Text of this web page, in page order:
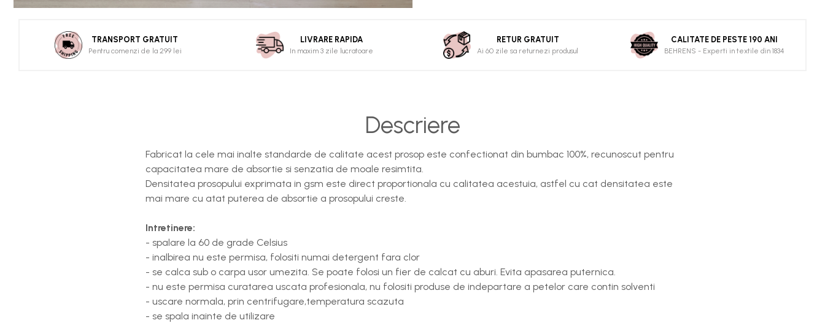
TRANSPORT GRATUIT
Pentru comenzi de la 299 lei
LIVRARE RAPIDA
In maxim 3 zile lucratoare
RETUR GRATUIT
Ai 60 zile sa returnezi produsul
CALITATE DE PESTE 190 ANI
BEHRENS - Experti in textile din 1834
Descriere
Fabricat la cele mai inalte standarde de calitate acest prosop este confectionat din bumbac 100%, recunoscut pentru
capacitatea mare de absortie si senzatia de moale resimtita.
Densitatea prosopului exprimata in gsm este direct proportionala cu calitatea acestuia, astfel cu cat densitatea este
mai mare cu atat puterea de absortie a prosopului creste.
Intretinere:
- spalare la 60 de grade Celsius
- inalbirea nu este permisa, folositi numai detergent fara clor
- se calca sub o carpa usor umezita. Se poate folosi un fier de calcat cu aburi. Evita apasarea puternica.
- nu este permisa curatarea uscata profesionala, nu folositi produse de indepartare a petelor care contin solventi
- uscare normala, prin centrifugare,temperatura scazuta
- se spala inainte de utilizare